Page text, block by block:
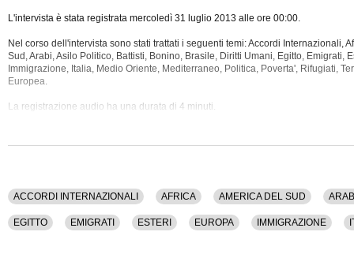
L'intervista è stata registrata mercoledì 31 luglio 2013 alle ore 00:00.
Nel corso dell'intervista sono stati trattati i seguenti temi: Accordi Internazionali,
Sud, Arabi, Asilo Politico, Battisti, Bonino, Brasile, Diritti Umani, Egitto, Emigrati,
Immigrazione, Italia, Medio Oriente, Mediterraneo, Politica, Poverta', Rifugiati,
Europea.
La registrazione audio ha una durata di 4 minuti.
ACCORDI INTERNAZIONALI AFRICA AMERICA DEL SUD
EGITTO EMIGRATI ESTERI EUROPA IMMIGRAZIONE